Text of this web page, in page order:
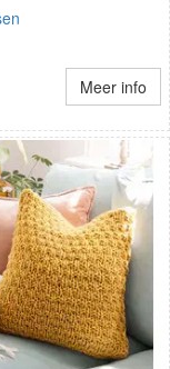
Meer info